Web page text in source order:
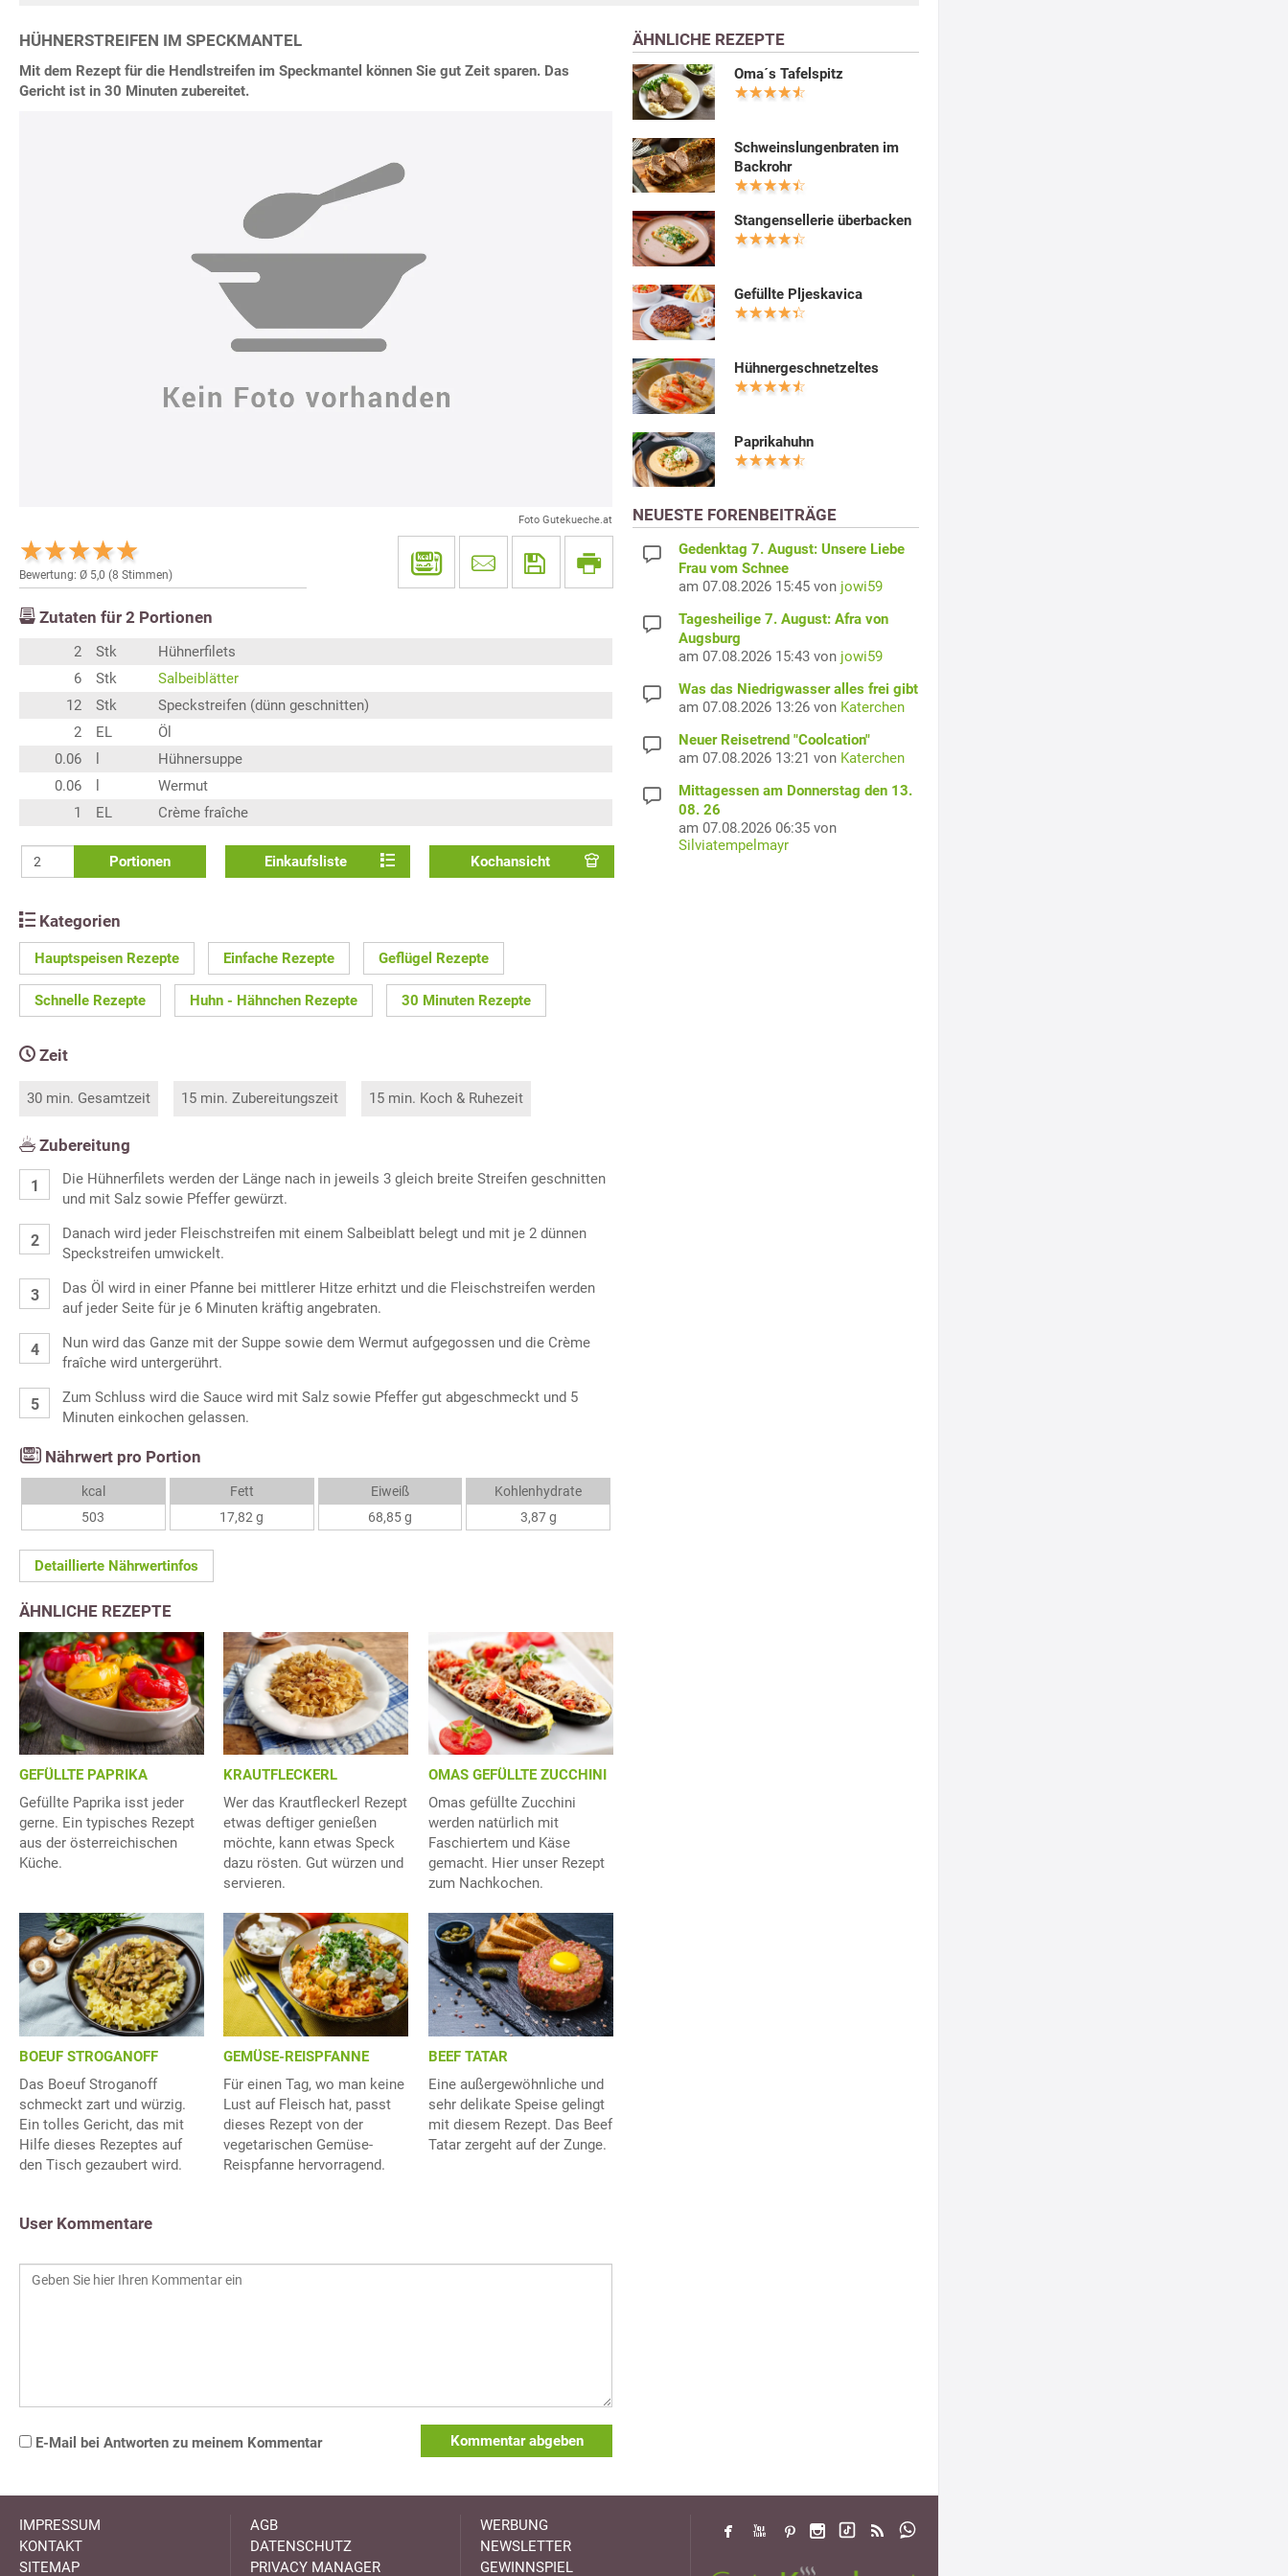
HÜHNERSTREIFEN IM SPECKMANTEL
Mit dem Rezept für die Hendlstreifen im Speckmantel können Sie gut Zeit sparen. Das
Gericht ist in 30 Minuten zubereitet.
Foto Gutekueche.at
Bewertung: Ø 5,0 (8 Stimmen)
Zutaten für 2 Portionen
2 Stk
Hühnerfilets
6
Stk
Salbeiblätter
12
Stk
Speckstreifen (dünn geschnitten)
2
EL
Öl
0.06
Hühnersuppe
0.06
Wermut
1
EL Crème fraîche
Portionen Einkaufsliste Kochansicht
Kategorien
Hauptspeisen Rezepte Einfache Rezepte Geflügel Rezepte
Schnelle Rezepte Huhn - Hähnchen Rezepte 30 Minuten Rezepte
Zeit
30 min. Gesamtzeit 15 min. Zubereitungszeit 15 min. Koch & Ruhezeit
Zubereitung
Die Hühnerfilets werden der Länge nach in jeweils 3 gleich breite Streifen geschnitten
und mit Salz sowie Pfeffer gewürzt.
Danach wird jeder Fleischstreifen mit einem Salbeiblatt belegt und mit je 2 dünnen
Speckstreifen umwickelt.
Das Öl wird in einer Pfanne bei mittlerer Hitze erhitzt und die Fleischstreifen werden
auf jeder Seite für je 6 Minuten kräftig angebraten.
Nun wird das Ganze mit der Suppe sowie dem Wermut aufgegossen und die Crème
fraîche wird untergerührt.
Zum Schluss wird die Sauce wird mit Salz sowie Pfeffer gut abgeschmeckt und 5
Minuten einkochen gelassen.
Nährwert pro Portion
kcal
503
Fett
17,82 g
Eiweiß
68,85 g
Kohlenhydrate
3,87 g
Detaillierte Nährwertinfos
ÄHNLICHE REZEPTE
GEFÜLLTE PAPRIKA
Gefüllte Paprika isst jeder
gerne. Ein typisches Rezept
aus der österreichischen
Küche.
KRAUTFLECKERL
Wer das Krautfleckerl Rezept
etwas deftiger genießen
möchte, kann etwas Speck
dazu rösten. Gut würzen und
servieren.
OMAS GEFÜLLTE ZUCCHINI
Omas gefüllte Zucchini
werden natürlich mit
Faschiertem und Käse
gemacht. Hier unser Rezept
zum Nachkochen.
BOEUF STROGANOFF
Das Boeuf Stroganoff
schmeckt zart und würzig.
Ein tolles Gericht, das mit
Hilfe dieses Rezeptes auf
den Tisch gezaubert wird.
GEMÜSE-REISPFANNE
Für einen Tag, wo man keine
Lust auf Fleisch hat, passt
dieses Rezept von der
vegetarischen Gemüse-
Reispfanne hervorragend.
BEEF TATAR
Eine außergewöhnliche und
sehr delikate Speise gelingt
mit diesem Rezept. Das Beef
Tatar zergeht auf der Zunge.
User Kommentare
E-Mail bei Antworten zu meinem Kommentar Kommentar abgeben
ÄHNLICHE REZEPTE
Oma´s Tafelspitz
Schweinslungenbraten im
Backrohr
Stangensellerie überbacken
Gefüllte Pljeskavica
Hühnergeschnetzeltes
Paprikahuhn
NEUESTE FORENBEITRÄGE
Gedenktag 7. August: Unsere Liebe
Frau vom Schnee
am 07.08.2026 15:45 von jowi59
Tagesheilige 7. August: Afra von
Augsburg
am 07.08.2026 15:43 von jowi59
Was das Niedrigwasser alles frei gibt
am 07.08.2026 13:26 von Katerchen
Neuer Reisetrend "Coolcation"
am 07.08.2026 13:21 von Katerchen
Mittagessen am Donnerstag den 13.
08. 26
am 07.08.2026 06:35 von
Silviatempelmayr
IMPRESSUM
KONTAKT
SITEMAP
AGB
DATENSCHUTZ
PRIVACY MANAGER
WERBUNG
NEWSLETTER
GEWINNSPIEL